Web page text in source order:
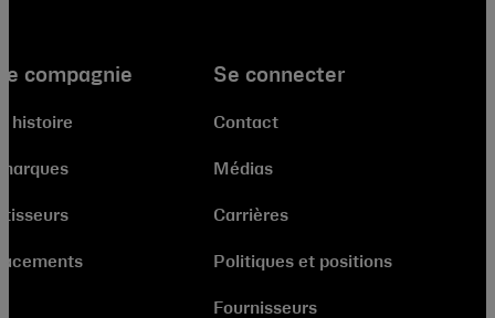
compagnie
histoire
Se connecter
Contact
Médias
Carrières
Politiques et positions
Fournisseurs